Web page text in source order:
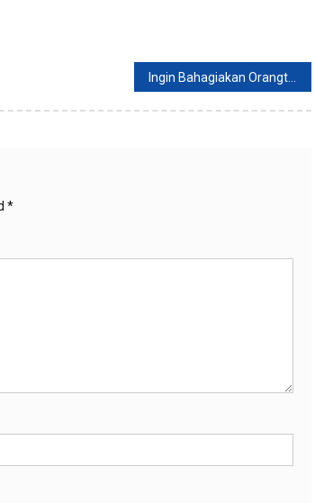
Ingin Bahagiakan Orangtua, Cukup Lakukan 3 Hal Ini
*